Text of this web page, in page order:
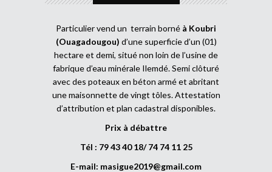
Particulier vend un terrain borné à Koubri
(Ouagadougou) d’une superficie d’un (01)
hectare et demi, situé non loin de l’usine de
fabrique d’eau minérale Ilemdé. Semi clôturé
avec des poteaux en béton armé et abritant
une maisonnette de vingt tôles. Attestation
d’attribution et plan cadastral disponibles.
Prix à débattre
Tél : 79 43 40 18/ 74 74 11 25
E-mail: masigue2019@gmail.com